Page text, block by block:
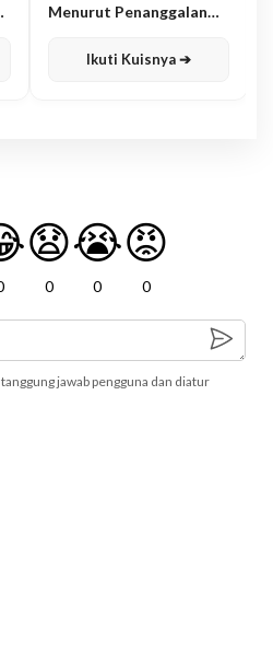
Menurut Penanggalan
Ikuti Kuisnya ➔
😧
0
😭
0
😡
0
jawab pengguna dan diatur